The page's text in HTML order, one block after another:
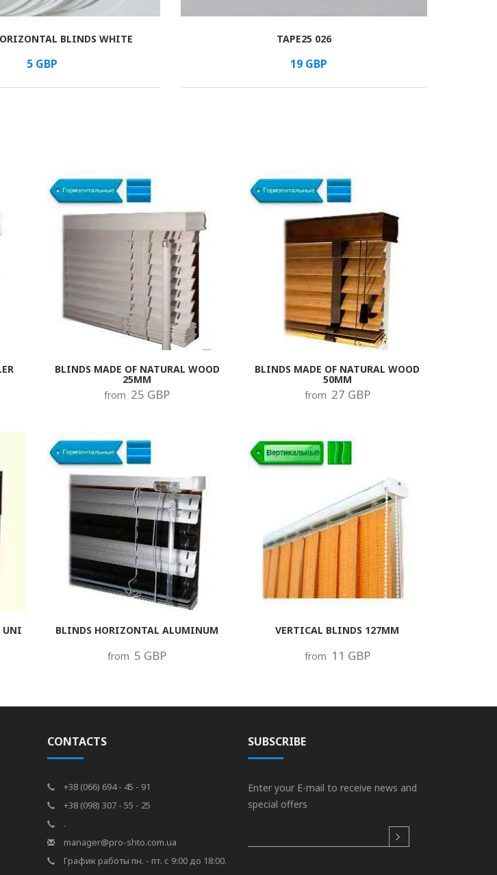
BLINDS WHITE
5GBP
В КОРЗИНУ
TAPE25 026
19 GBP
BLINDS MADE OF NATURAL WOOD
25MM
from 25 GBP
BLINDS MADE OF NATURAL WOOD
50MM
from 27 GBP
UNI
BLINDS HORIZONTAL ALUMINUM
from 5 GBP
VERTICAL BLINDS 127MM
from 11 GBP
CONTACTS
+38 (066) 694 - 45 - 91
+38 (098) 307 - 55 - 25
.
manager@pro-shto.com.ua
График работы пн. - пт. с 9:00 до 18:00.
SUBSCRIBE
Enter your E-mail to receive news and
special offers